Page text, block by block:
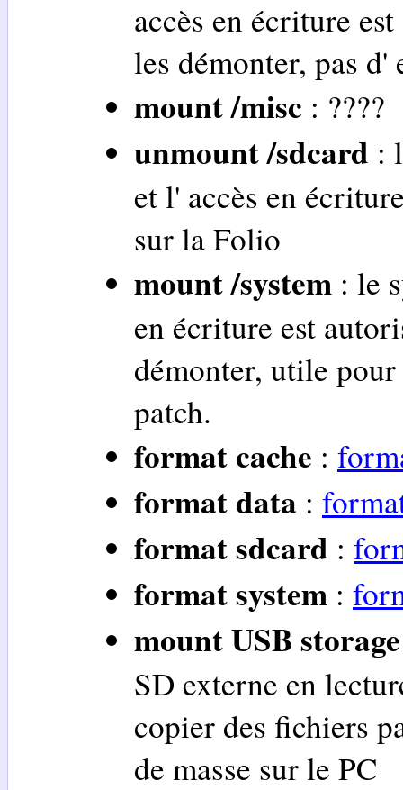
accès en écriture
les démonter, pas
mount /misc : ????
unmount /sdcard :
et l' accès en
sur la Folio
mount /system : le
en écriture est
démonter, utile
patch.
format cache :
format data :
format sdcard :
format system :
mount USB storage
SD externe en
copier des fichiers
de masse sur le PC